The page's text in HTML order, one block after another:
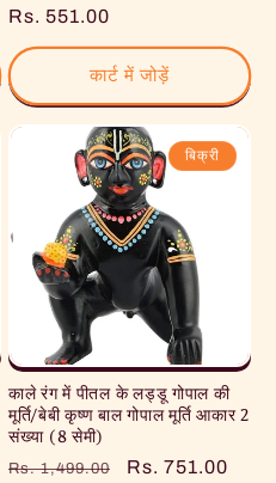
नियमित
रूप
से
मूल्य
Rs. 551.00
कार्ट में जोड़ें
बिक्री
काले रंग में पीतल के लड्डू गोपाल की
मूर्ति/बेबी कृष्ण बाल गोपाल मूर्ति आकार 2
संख्या (8 सेमी)
नियमित
Rs. 1,499.00
विक्रय
Rs. 751.00